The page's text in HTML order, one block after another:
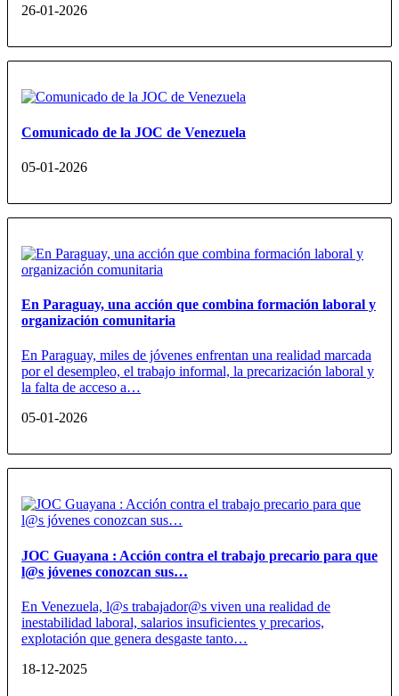
26-01-2026
Comunicado de la JOC de Venezuela
05-01-2026
En Paraguay, una acción que combina formación laboral y
organización comunitaria
En Paraguay, miles de jóvenes enfrentan una realidad marcada
por el desempleo, el trabajo informal, la precarización laboral y
la falta de acceso a…
05-01-2026
JOC Guayana : Acción contra el trabajo precario para que
l@s jóvenes conozcan sus…
En Venezuela, l@s trabajador@s viven una realidad de
inestabilidad laboral, salarios insuficientes y precarios,
explotación que genera desgaste tanto…
18-12-2025